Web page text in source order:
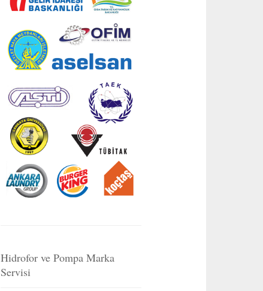
Hidrofor ve Pompa Marka
Servisi